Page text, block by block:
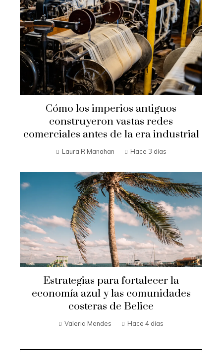
Cómo los imperios antiguos
construyeron vastas redes
comerciales antes de la era industrial
Laura R Manahan Hace 3 días
Estrategias para fortalecer la
economía azul y las comunidades
costeras de Belice
Valeria Mendes Hace 4 días